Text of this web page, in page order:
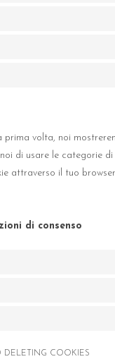
volta, noi
noi di usare le categorie
attraverso il tuo
di consenso
DELETING COOKIES